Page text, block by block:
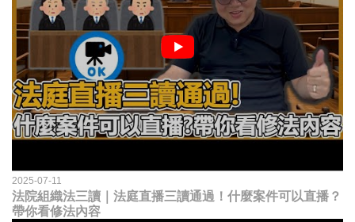
2025-07-11
法院組織法三讀｜法庭直播三讀通過！什麼案件可以直播？
帶你看修法內容